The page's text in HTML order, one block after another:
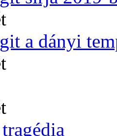
a dányi